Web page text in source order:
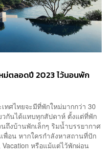
ม่ตลอดปี 2023 ไว้นอนพัก
ทศไทยจะมีที่พักใหม่มากกว่า 30
กันได้แทบทุกสัปดาห์ ตั้งแต่ที่พัก
ถึงบ้านพักเล็กๆ ริมน้ำบรรยากาศ
พื่อน หากใครกำลังหาสถานที่ปัก
หรือแม้แต่ไว้พักผ่อน